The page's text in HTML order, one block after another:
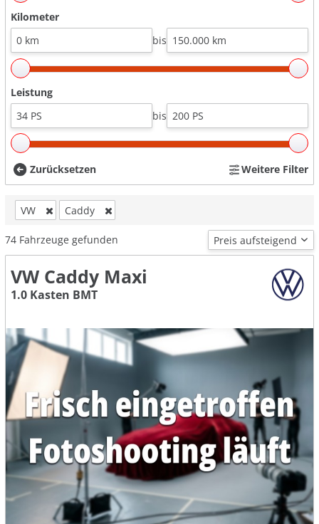
Kilometer
bis
Leistung
bis
Zurücksetzen Weitere Filter
VW Caddy
74 Fahrzeuge gefunden
VW Caddy Maxi
1.0 Kasten BMT